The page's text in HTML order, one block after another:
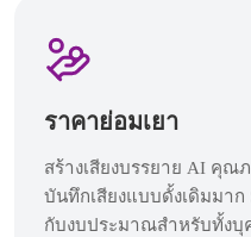
ราคาย่อมเยา
สร้างเสียงบรรยาย AI คุณ
บันทึกเสียงแบบดั้งเดิมมาก
กับงบประมาณสำหรับทั้งบุ